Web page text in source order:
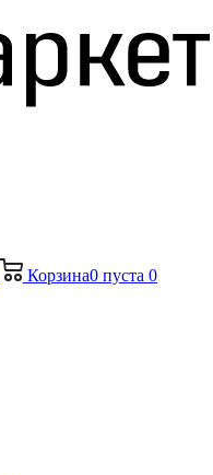
Корзина0 пуста 0